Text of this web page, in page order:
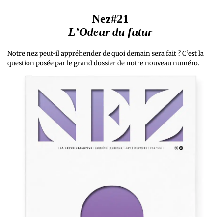
Nez#21
L’Odeur du futur
Notre nez peut-il appréhender de quoi demain sera fait ? C’est la
question posée par le grand dossier de notre nouveau numéro.